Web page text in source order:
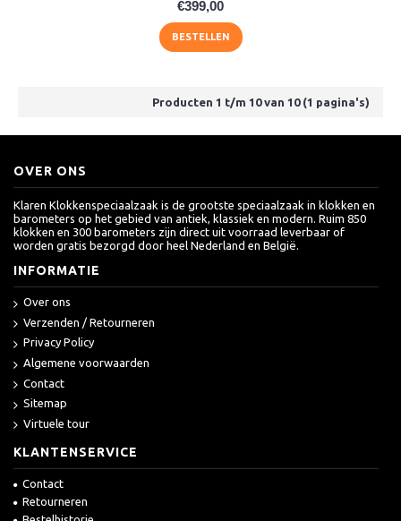
€399,00
BESTELLEN
Producten 1 t/m 10 van 10 (1 pagina's)
OVER ONS
Klaren Klokkenspeciaalzaak is de grootste speciaalzaak in klokken en
barometers op het gebied van antiek, klassiek en modern. Ruim 850
klokken en 300 barometers zijn direct uit voorraad leverbaar of
worden gratis bezorgd door heel Nederland en België.
INFORMATIE
Over ons
Verzenden / Retourneren
Privacy Policy
Algemene voorwaarden
Contact
Sitemap
Virtuele tour
KLANTENSERVICE
Contact
Retourneren